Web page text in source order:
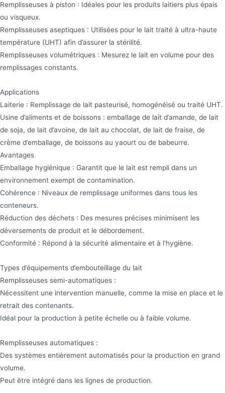
Remplisseuses à piston : Idéales pour les produits laitiers plus épais
ou visqueux.
Remplisseuses aseptiques : Utilisées pour le lait traité à ultra-haute
température (UHT) afin d’assurer la stérilité.
Remplisseuses volumétriques : Mesurez le lait en volume pour des
remplissages constants.
Applications
Laiterie : Remplissage de lait pasteurisé, homogénéisé ou traité UHT.
Usine d’aliments et de boissons : emballage de lait d’amande, de lait
de soja, de lait d’avoine, de lait au chocolat, de lait de fraise, de
crème d’emballage, de boissons au yaourt ou de babeurre.
Avantages
Emballage hygiénique : Garantit que le lait est rempli dans un
environnement exempt de contamination.
Cohérence : Niveaux de remplissage uniformes dans tous les
conteneurs.
Réduction des déchets : Des mesures précises minimisent les
déversements de produit et le débordement.
Conformité : Répond à la sécurité alimentaire et à l’hygiène.
Types d’équipements d’embouteillage du lait
Remplisseuses semi-automatiques :
Nécessitent une intervention manuelle, comme la mise en place et le
retrait des contenants.
Idéal pour la production à petite échelle ou à faible volume.
Remplisseuses automatiques :
Des systèmes entièrement automatisés pour la production en grand
volume.
Peut être intégré dans les lignes de production.